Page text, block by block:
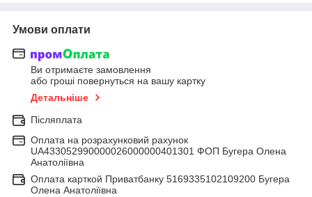
Умови оплати
Ви отримаєте замовлення
або гроші повернуться на вашу картку
Детальніше
Післяплата
Оплата на розрахунковий рахунок
UA433052990000026000000401301 ФОП Бугера Олена
Анатоліївна
Оплата карткой Приватбанку 5169335102109200 Бугера
Олена Анатоліївна